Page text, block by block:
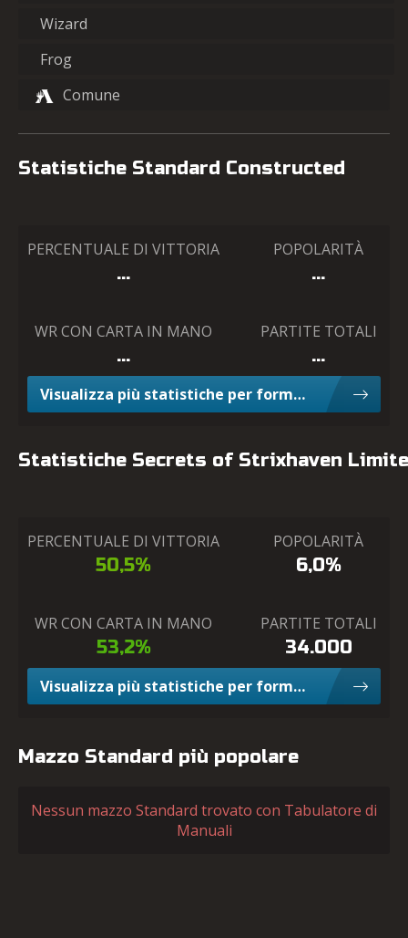
Comune
Frog
Wizard
Statistiche Standard Constructed
PERCENTUALE DI VITTORIA
…
POPOLARITÀ
…
WR CON CARTA IN MANO
…
PARTITE TOTALI
…
Visualizza più statistiche per formato Constructed
Statistiche Secrets of Strixhaven
PERCENTUALE DI VITTORIA
50,5%
POPOLARITÀ
6,0%
WR CON CARTA IN MANO
53,2%
PARTITE TOTALI
34.000
Visualizza più statistiche per formato Limited
Mazzo Standard più popolare
Nessun mazzo Standard trovato con Tabulatore di
Manuali